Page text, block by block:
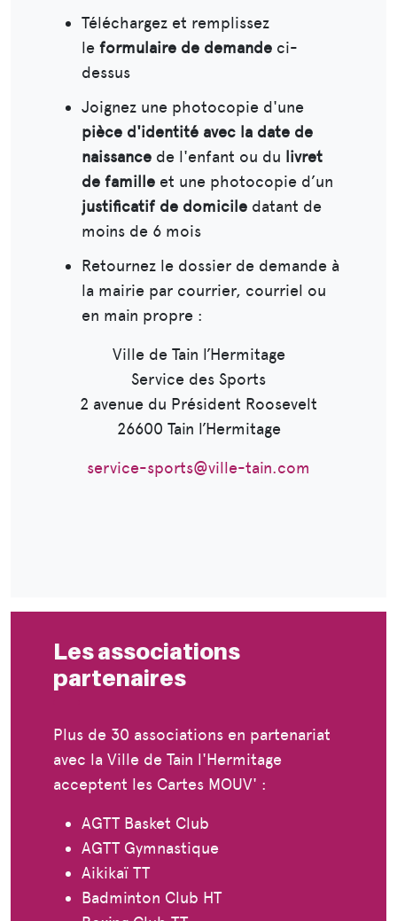
Téléchargez et remplissez
le formulaire de demande ci-
dessus
Joignez une photocopie d'une
pièce d'identité avec la date de
naissance de l'enfant ou du livret
de famille et une photocopie d’un
justificatif de domicile datant de
moins de 6 mois
Retournez le dossier de demande à
la mairie par courrier, courriel ou
en main propre :
Ville de Tain l’Hermitage
Service des Sports
2 avenue du Président Roosevelt
26600 Tain l’Hermitage
service-sports@ville-tain.com
Les associations
partenaires
Plus de 30 associations en partenariat
avec la Ville de Tain l'Hermitage
acceptent les Cartes MOUV' :
AGTT Basket Club
AGTT Gymnastique
Aikikaï TT
Badminton Club HT